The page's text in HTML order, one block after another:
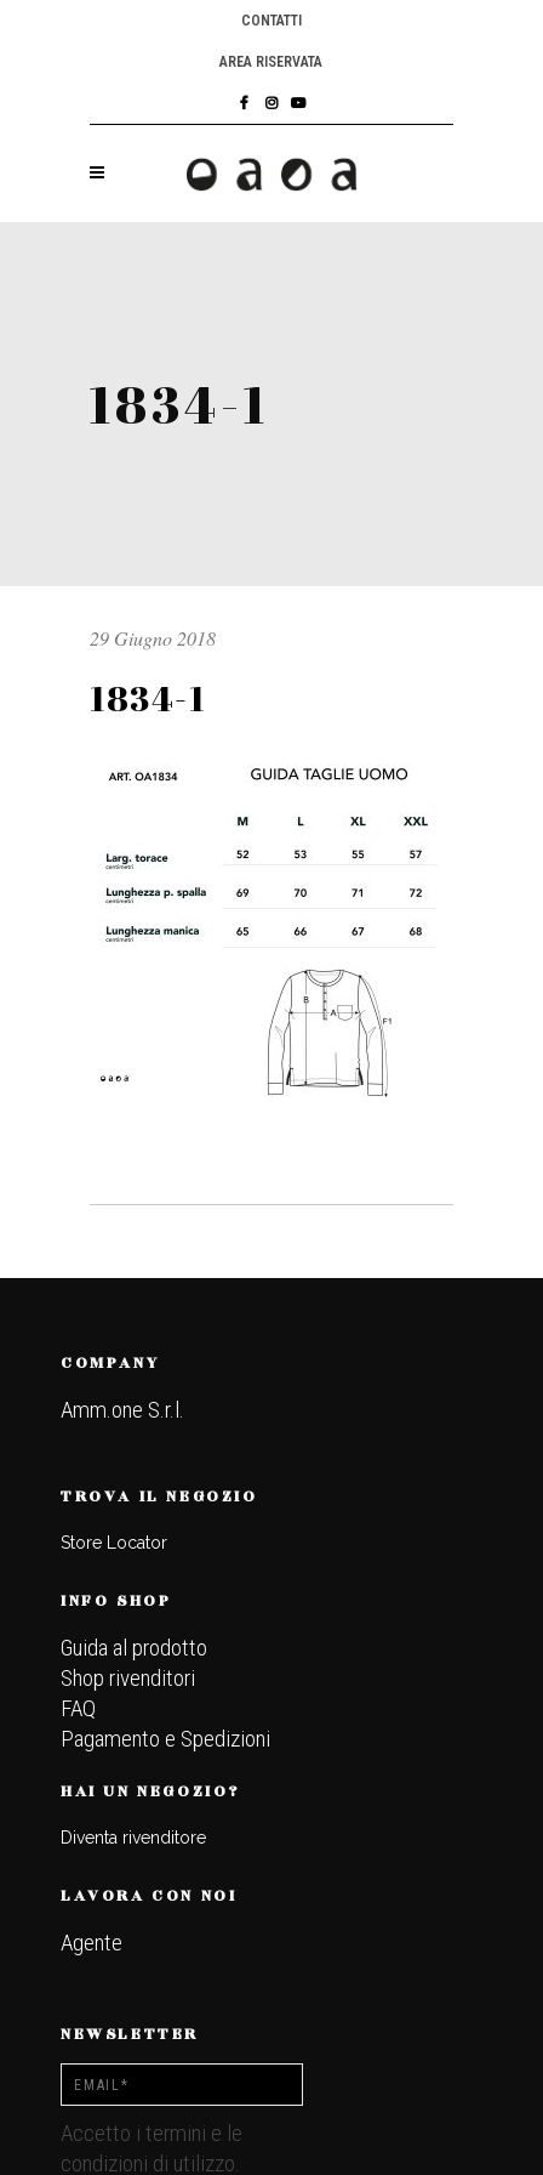
CONTATTI
AREA RISERVATA
1834-1
29 Giugno 2018
1834-1
COMPANY
Amm.one S.r.l.
TROVA IL NEGOZIO
Store Locator
INFO SHOP
Guida al prodotto
Shop rivenditori
FAQ
Pagamento e Spedizioni
HAI UN NEGOZIO?
Diventa rivenditore
LAVORA CON NOI
Agente
NEWSLETTER
Accetto i termini e le
condizioni di utilizzo.